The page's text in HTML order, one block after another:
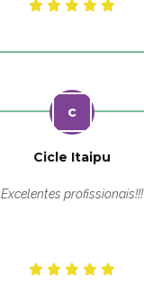
Cicle Itaipu
Excelentes profissionais!!!